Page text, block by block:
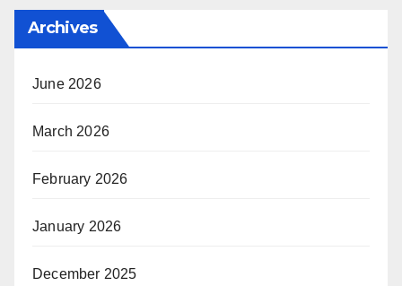
Archives
June 2026
March 2026
February 2026
January 2026
December 2025